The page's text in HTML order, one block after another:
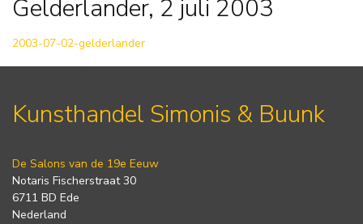
Gelderlander, 2 juli 2003
2003-07-02-gelderlander
Kunsthandel Simonis & Buunk
De Salons van de 19e Eeuw
Notaris Fischerstraat 30
6711 BD Ede
Nederland